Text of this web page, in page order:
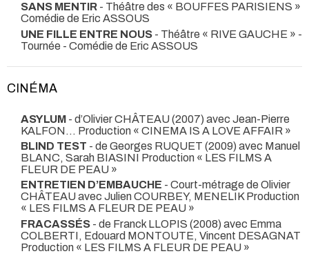
SANS MENTIR - Théâtre des « BOUFFES PARISIENS »
Comédie de Eric ASSOUS
UNE FILLE ENTRE NOUS - Théâtre « RIVE GAUCHE » -
Tournée - Comédie de Eric ASSOUS
CINÉMA
ASYLUM - d’Olivier CHÂTEAU (2007) avec Jean-Pierre
KALFON… Production « CINEMA IS A LOVE AFFAIR »
BLIND TEST - de Georges RUQUET (2009) avec Manuel
BLANC, Sarah BIASINI Production « LES FILMS A
FLEUR DE PEAU »
ENTRETIEN D’EMBAUCHE - Court-métrage de Olivier
CHÂTEAU avec Julien COURBEY, MENELIK Production
« LES FILMS A FLEUR DE PEAU »
FRACASSÉS - de Franck LLOPIS (2008) avec Emma
COLBERTI, Edouard MONTOUTE, Vincent DESAGNAT
Production « LES FILMS A FLEUR DE PEAU »